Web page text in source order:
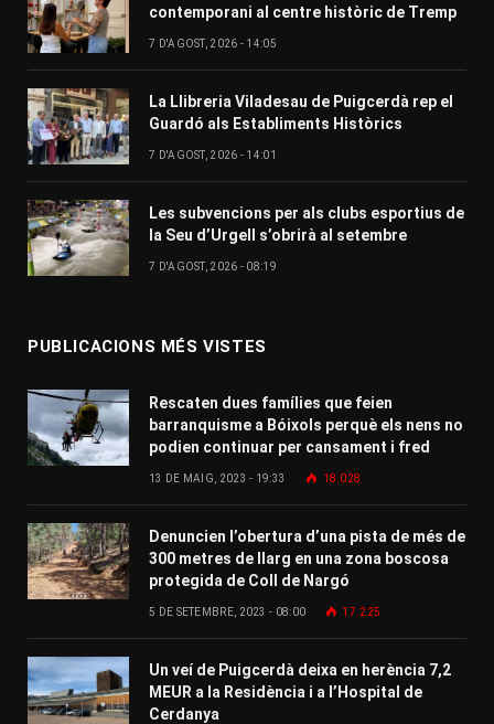
contemporani al centre històric de Tremp
7 D'AGOST, 2026 - 14:05
La Llibreria Viladesau de Puigcerdà rep el
Guardó als Establiments Històrics
7 D'AGOST, 2026 - 14:01
Les subvencions per als clubs esportius de
la Seu d’Urgell s’obrirà al setembre
7 D'AGOST, 2026 - 08:19
PUBLICACIONS MÉS VISTES
Rescaten dues famílies que feien
barranquisme a Bóixols perquè els nens no
podien continuar per cansament i fred
13 DE MAIG, 2023 - 19:33 18.028
Denuncien l’obertura d’una pista de més de
300 metres de llarg en una zona boscosa
protegida de Coll de Nargó
5 DE SETEMBRE, 2023 - 08:00 17.225
Un veí de Puigcerdà deixa en herència 7,2
MEUR a la Residència i a l’Hospital de
Cerdanya